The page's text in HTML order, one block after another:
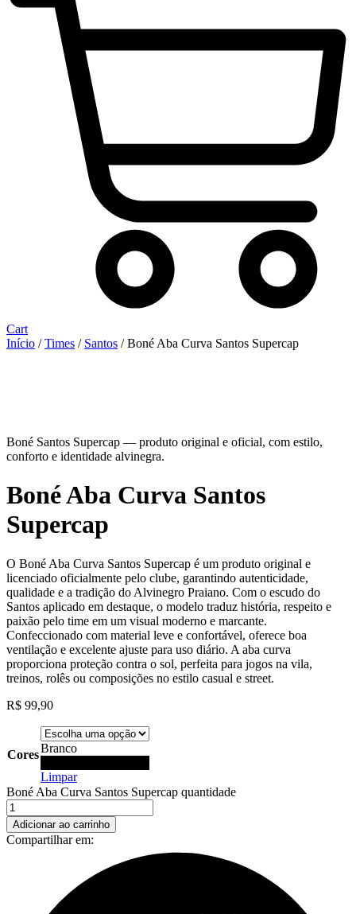
Cart
Início /Times / Santos / Boné Aba Curva Santos Supercap
Boné Santos Supercap — produto original e oficial, com estilo,
conforto e identidade alvinegra.
Boné Aba Curva Santos
Supercap
O Boné Aba Curva Santos Supercap é um produto original e
licenciado oficialmente pelo clube, garantindo autenticidade,
qualidade e a tradição do Alvinegro Praiano. Com o escudo do
Santos aplicado em destaque, o modelo traduz história, respeito e
paixão pelo time em um visual moderno e marcante.
Confeccionado com material leve e confortável, oferece boa
ventilação e excelente ajuste para uso diário. A aba curva
proporciona proteção contra o sol, perfeita para jogos na vila,
treinos, rolês ou composições no estilo casual e street.
R$ 99,90
CoresBranco
Limpar
Boné Aba Curva Santos Supercap quantidade
Adicionar ao carrinho
Compartilhar em: